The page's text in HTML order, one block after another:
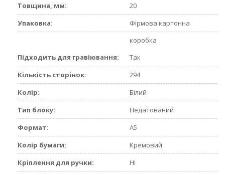
Товщина, мм:
20
Упаковка:
Фірмова картонна
коробка
Підходить для гравіювання:
Так
Кількість сторінок:
294
Колір:
Білий
Тип блоку:
Недатований
Формат:
А5
Колір бумаги:
Кремовий
Кріплення для ручки:
Ні